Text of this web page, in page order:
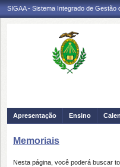
SIGAA - Sistema Integrado de Gestão
Apresentação Ensino
Memoriais
Nesta página, você poderá buscar